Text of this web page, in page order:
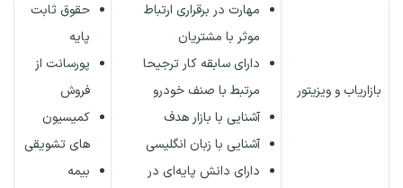
بازاریاب و ویزیتور
مهارت در برقراری ارتباط
موثر با مشتریان
دارای سابقه کار ترجیحا
مرتبط با صنف خودرو
آشنایی با بازار هدف
آشنایی با زبان انگلیسی
دارای دانش پایه‌ای در
حقوق ثابت
پایه
پورسانت از
فروش
کمیسیون
های تشویقی
بیمه